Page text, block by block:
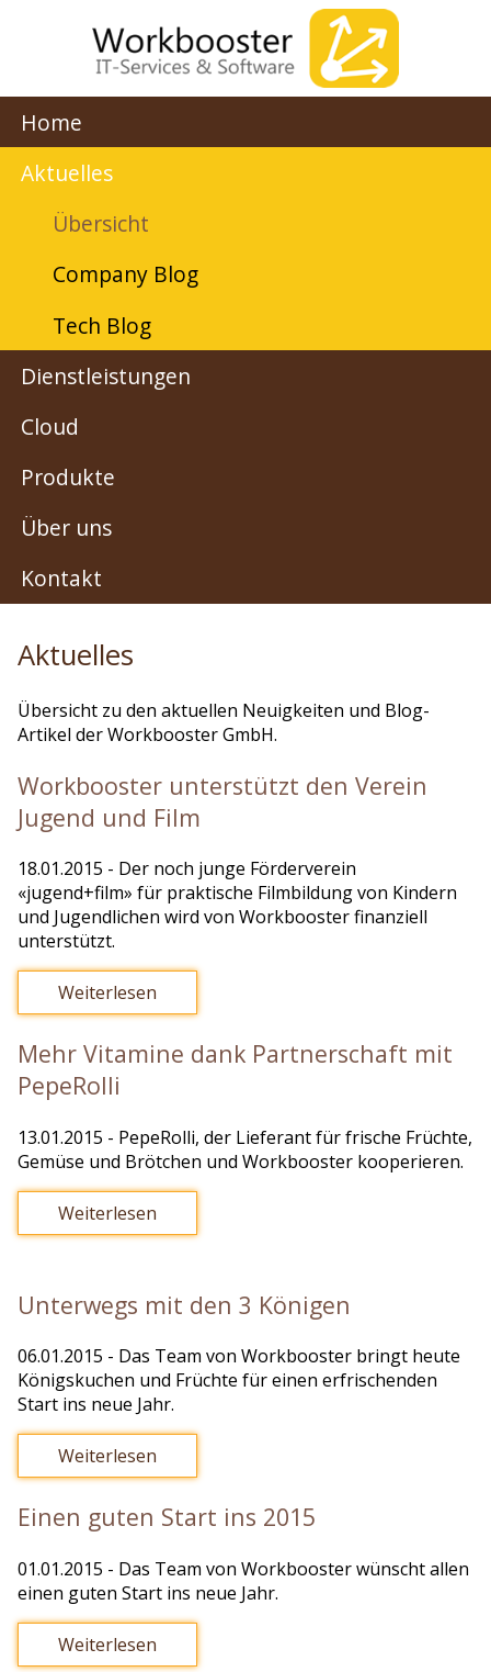
Home
Aktuelles
Übersicht
Company Blog
Tech Blog
Dienstleistungen
Cloud
Produkte
Über uns
Kontakt
Aktuelles
Übersicht zu den aktuellen Neuigkeiten und Blog-
Artikel der Workbooster GmbH.
Workbooster unterstützt den Verein
Jugend und Film
18.01.2015 - Der noch junge Förderverein
«jugend+film» für praktische Filmbildung von Kindern
und Jugendlichen wird von Workbooster finanziell
unterstützt.
Weiterlesen
Mehr Vitamine dank Partnerschaft mit
PepeRolli
13.01.2015 - PepeRolli, der Lieferant für frische Früchte,
Gemüse und Brötchen und Workbooster kooperieren.
Weiterlesen
Unterwegs mit den 3 Königen
06.01.2015 - Das Team von Workbooster bringt heute
Königskuchen und Früchte für einen erfrischenden
Start ins neue Jahr.
Weiterlesen
Einen guten Start ins 2015
01.01.2015 - Das Team von Workbooster wünscht allen
einen guten Start ins neue Jahr.
Weiterlesen